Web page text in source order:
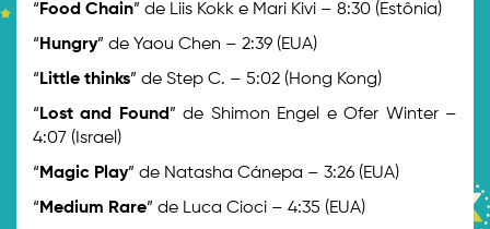
“ Food Chain” de Liis Kokk e Mari Kivi – 8:30 (Estônia)
“ Hungry” de Yaou Chen – 2:39 (EUA)
“ Little thinks” de Step C. – 5:02 (Hong Kong)
“ Lost and Found ” de Shimon Engel e Ofer Winter –
4:07 (Israel)
“ Magic Play” de Natasha Cánepa – 3:26 (EUA)
“ Medium Rare” de Luca Cioci – 4:35 (EUA)